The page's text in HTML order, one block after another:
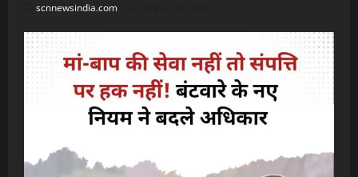
scnnewsindia.com